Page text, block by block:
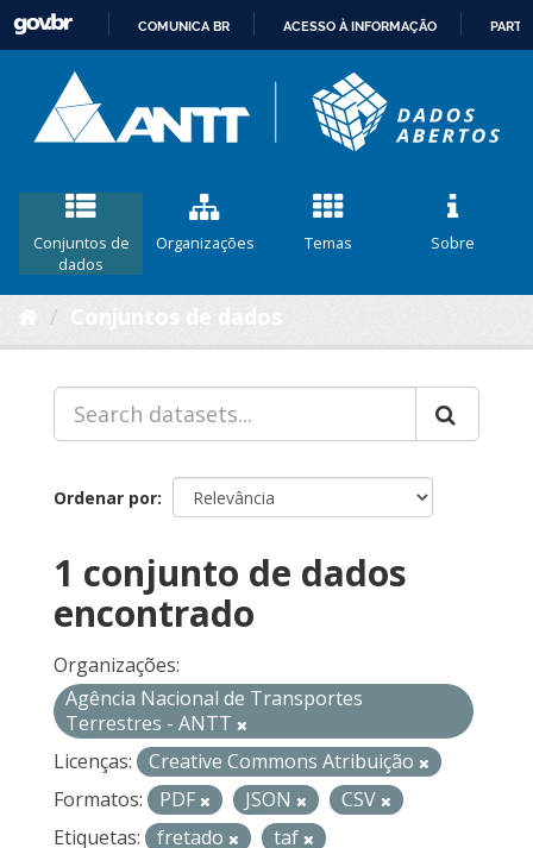
CONTEÚDO
COMUNICA BR ACESSO À INFORMAÇÃO
Conjuntos de
dados
Organizações Temas Sobre
Ordenar por
1 conjunto de dados
encontrado
Organizações:
Agência Nacional de Transportes
Terrestres - ANTT
Licenças:
Creative Commons Atribuição
Formatos:
PDF JSON
CSV
Etiquetas:
fretado
taf